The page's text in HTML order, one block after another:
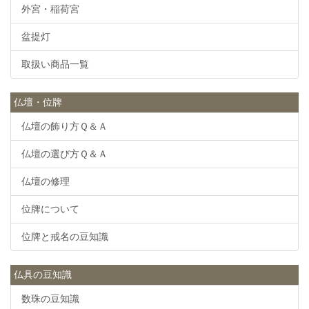
外宮・稲荷宮
盆提灯
取扱い商品一覧
仏壇・位牌
仏壇の飾り方Ｑ＆Ａ
仏壇の選び方Ｑ＆Ａ
仏壇の修理
位牌について
位牌と戒名の豆知識
仏具の豆知識
数珠の豆知識